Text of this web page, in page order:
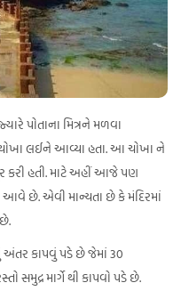
પોતાના મિત્રને મળવા
લઈને આવ્યા હતા. આ ચોખા ને
કરી હતી. માટે અહીં આજે પણ
છે. એવી માન્યતા છે કે મંદિરમાં
અંતર કાપવું પડે છે જેમાં 30
સમુદ્ર માર્ગે થી કાપવો પડે છે.